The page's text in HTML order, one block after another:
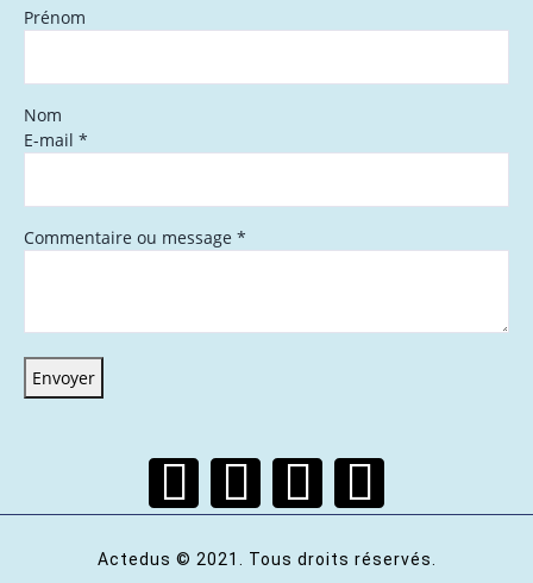
Prénom
Nom
E-mail *
Commentaire ou message *
Envoyer
Actedus © 2021. Tous droits réservés.